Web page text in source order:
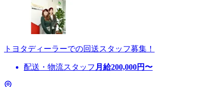
トヨタディーラーでの回送スタッフ募集！
配送・物流スタッフ 月給200,000円〜